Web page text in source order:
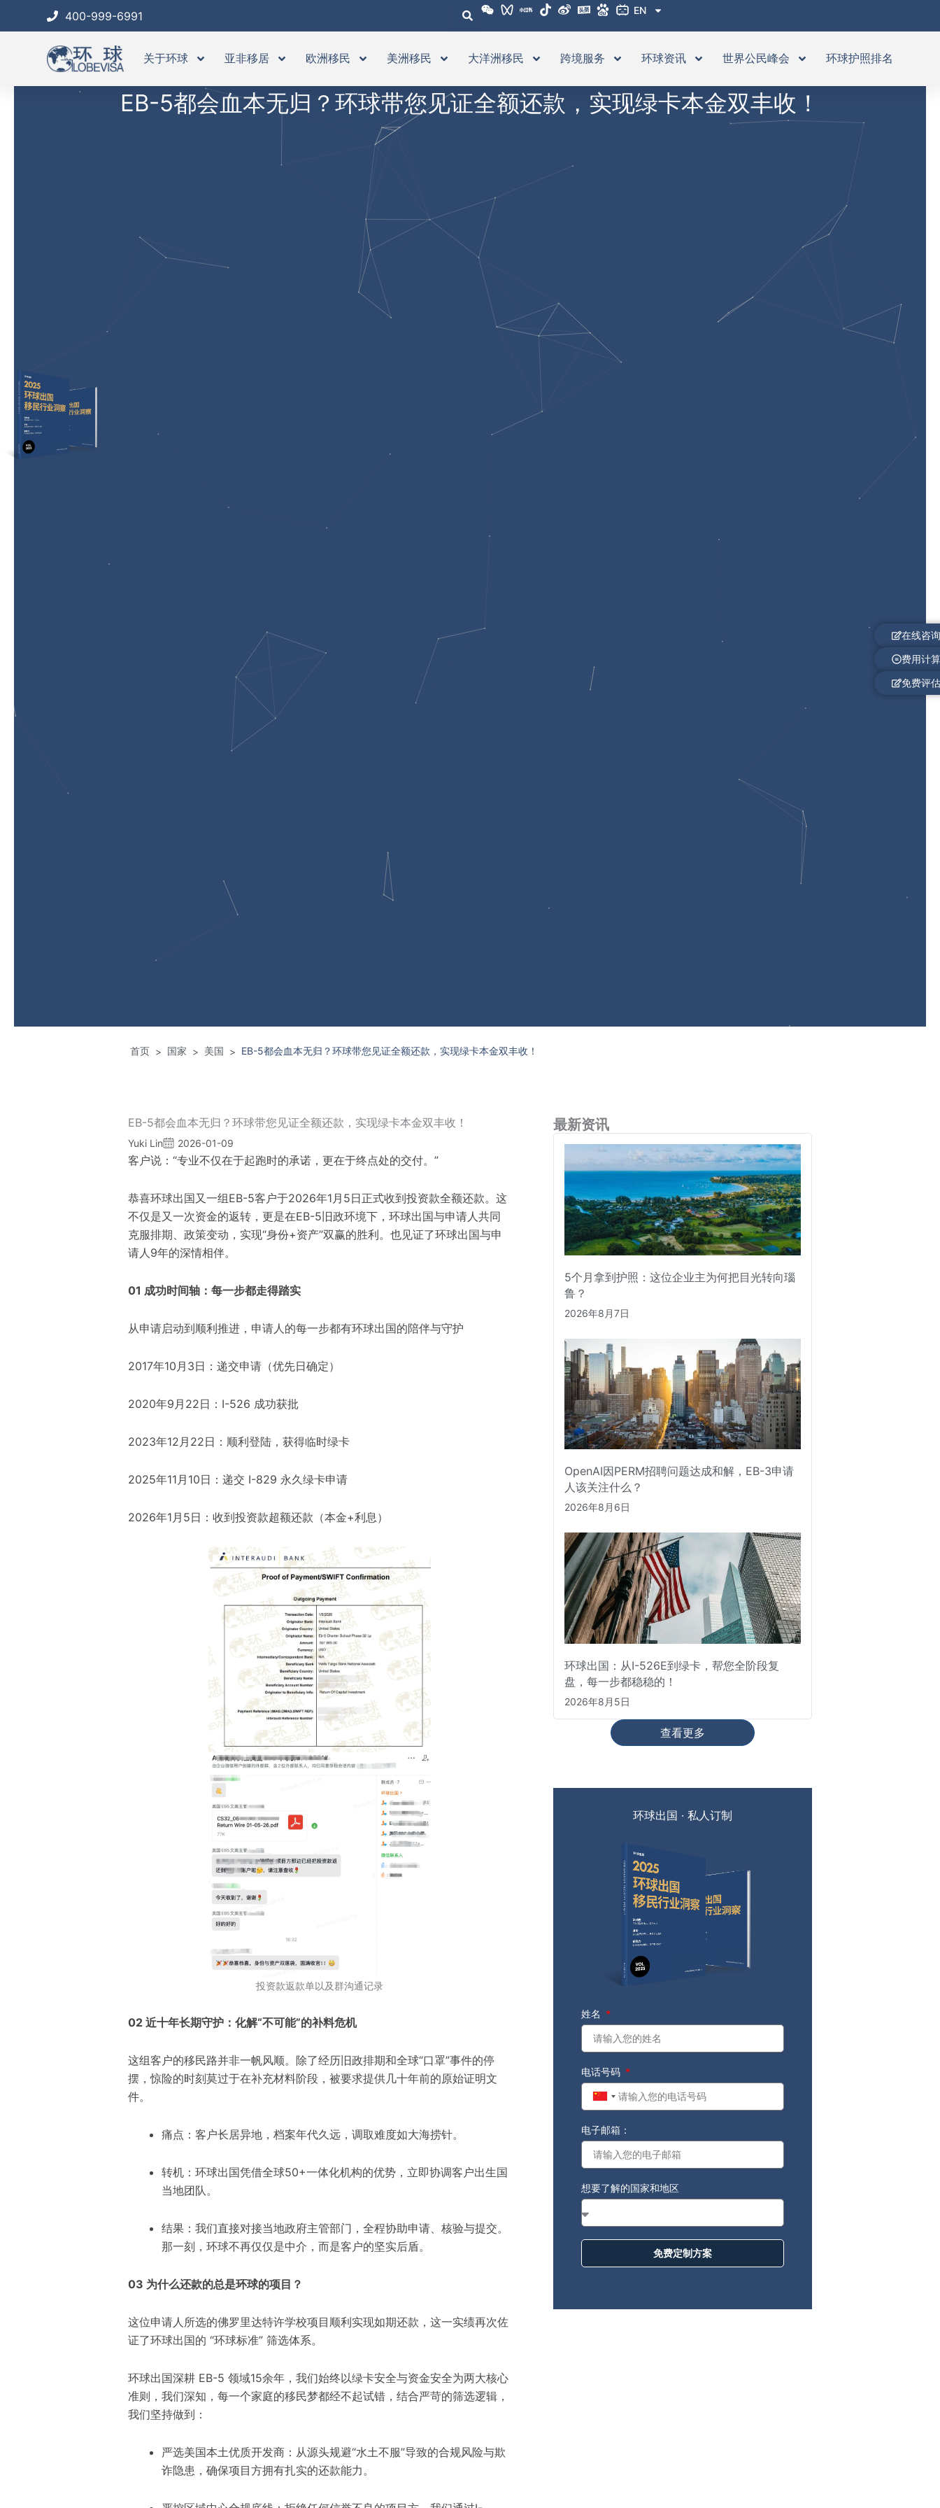
400-999-6991 EN
关于环球 亚非移居 欧洲移民 美洲移民 大洋洲移民 跨境服务 环球资讯 世界公民峰会 环球护照排名
EB-5都会血本无归？环球带您见证全额还款，实现绿卡本金双丰收！
首页 > 国家 > 美国 > EB-5都会血本无归？环球带您见证全额还款，实现绿卡本金双丰收！
EB-5都会血本无归？环球带您见证全额还款，实现绿卡本金双丰收！
Yuki Lin 2026-01-09
客户说：“专业不仅在于起跑时的承诺，更在于终点处的交付。”
恭喜环球出国又一组EB-5客户于2026年1月5日正式收到投资款全额还款。这
不仅是又一次资金的返转，更是在EB-5旧政环境下，环球出国与申请人共同
克服排期、政策变动，实现“身份+资产”双赢的胜利。也见证了环球出国与申
请人9年的深情相伴。
01 成功时间轴：每一步都走得踏实
从申请启动到顺利推进，申请人的每一步都有环球出国的陪伴与守护
2017年10月3日：递交申请（优先日确定）
2020年9月22日：I-526 成功获批
2023年12月22日：顺利登陆，获得临时绿卡
2025年11月10日：递交 I-829 永久绿卡申请
2026年1月5日：收到投资款超额还款（本金+利息）
投资款返款单以及群沟通记录
02 近十年长期守护：化解“不可能”的补料危机
这组客户的移民路并非一帆风顺。除了经历旧政排期和全球“口罩”事件的停
摆，惊险的时刻莫过于在补充材料阶段，被要求提供几十年前的原始证明文
件。
痛点：客户长居异地，档案年代久远，调取难度如大海捞针。
转机：环球出国凭借全球50+一体化机构的优势，立即协调客户出生国
当地团队。
结果：我们直接对接当地政府主管部门，全程协助申请、核验与提交。
那一刻，环球不再仅仅是中介，而是客户的坚实后盾。
03 为什么还款的总是环球的项目？
这位申请人所选的佛罗里达特许学校项目顺利实现如期还款，这一实绩再次佐
证了环球出国的 “环球标准” 筛选体系。
环球出国深耕 EB-5 领域15余年，我们始终以绿卡安全与资金安全为两大核心
准则，我们深知，每一个家庭的移民梦都经不起试错，结合严苛的筛选逻辑，
我们坚持做到：
严选美国本土优质开发商：从源头规避“水土不服”导致的合规风险与欺
诈隐患，确保项目方拥有扎实的还款能力。
最新资讯
5个月拿到护照：这位企业主为何把目光转向瑙
鲁？
2026年8月7日
OpenAI因PERM招聘问题达成和解，EB-3申请
人该关注什么？
2026年8月6日
环球出国：从I-526E到绿卡，帮您全阶段复
盘，每一步都稳稳的！
2026年8月5日
查看更多
环球出国 · 私人订制
姓名
电话号码
China
电子邮箱：
想要了解的国家和地区
免费定制方案
在线咨询
费用计算
免费评估